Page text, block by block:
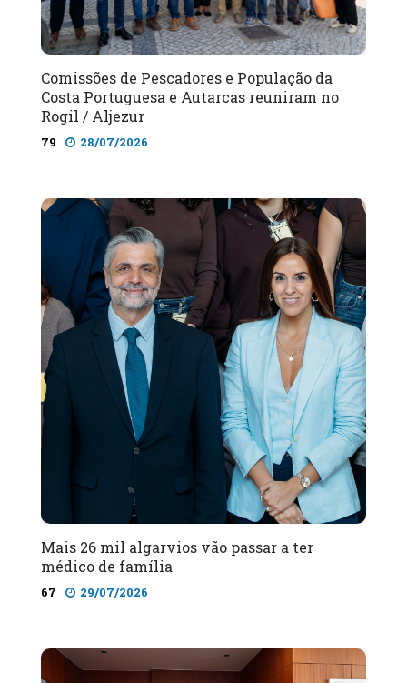
Comissões de Pescadores e População da
Costa Portuguesa e Autarcas reuniram no
Rogil / Aljezur
79 28/07/2026
Mais 26 mil algarvios vão passar a ter
médico de família
67 29/07/2026